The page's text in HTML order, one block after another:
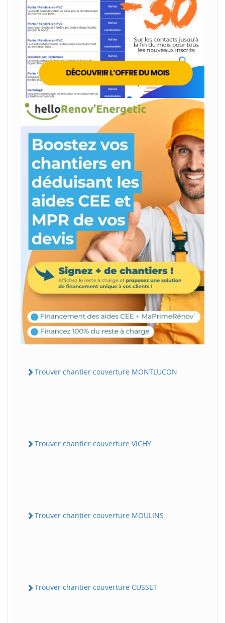
Trouver chantier couverture MONTLUCON
Trouver chantier couverture VICHY
Trouver chantier couverture MOULINS
Trouver chantier couverture CUSSET